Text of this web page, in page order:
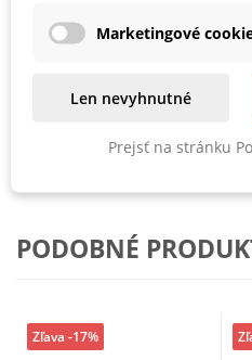
s (mm)
NL (mm)
PODOBNÉ
Zľava -17%
Marketingové
Len nevyhnutné
Prejsť na stránku